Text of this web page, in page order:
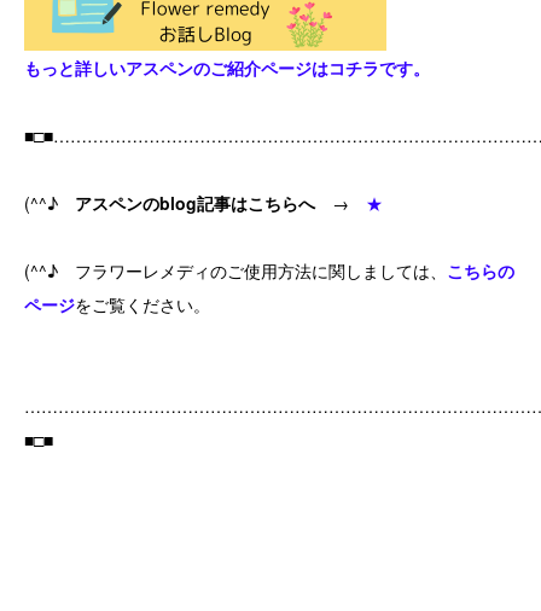
もっと詳しいアスペンのご紹介ページはコチラです。
(^^♪ アスペンのblog記事はこちらへ→ ★
(^^♪ フラワーレメディのご使用方法に関しましては、 こちらの
ページをご覧ください。
■□■